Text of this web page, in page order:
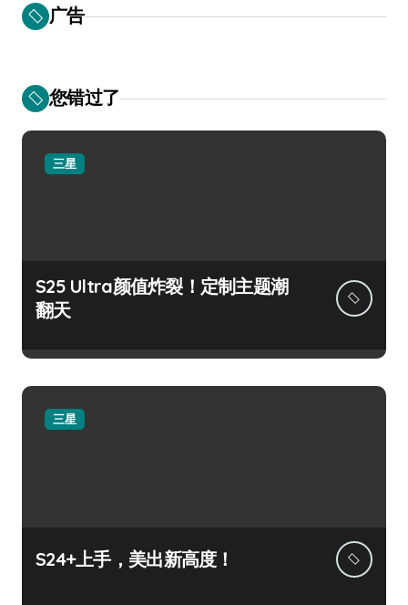
广告
您错过了
三星
S25 Ultra颜值炸裂！定制主题潮
翻天
三星
S24+上手，美出新高度！